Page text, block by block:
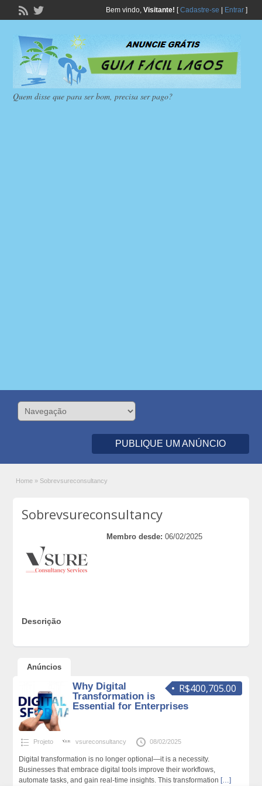
Bem vindo, Visitante! [Cadastre-se Entrar]
Quem disse que para ser bom, precisa ser pago?
PUBLIQUE UM ANÚNCIO
Home » Sobrevsureconsultancy
Sobrevsureconsultancy
Membro desde: 06/02/2025
Descrição
Anúncios
R$400,705.00
Why Digital
Transformation is
Essential for Enterprises
Projeto vsureconsultancy 08/02/2025
Digital transformation is no longer optional—it is a necessity.
Businesses that embrace digital tools improve their workflows,
automate tasks, and gain real-time insights. This transformation […]